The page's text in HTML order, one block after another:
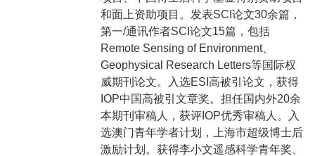
和面上资助项目。发表SCI论文30余篇，
第一/通讯作者SCI论文15篇，包括
Remote Sensing of Environment、
Geophysical Research Letters等国际权
威期刊论文。入选ESI高被引论文，获得
IOP中国高被引文章奖。担任国内外20余
本期刊审稿人，获评IOP优秀审稿人。入
选澳门青年学者计划，上海市超级博士后
激励计划。获得李小文遥感科学青年奖、